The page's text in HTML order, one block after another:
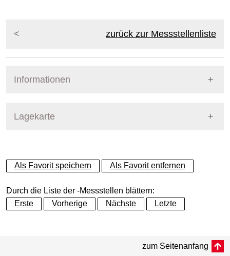
zurück zur Messstellenliste
Informationen
Lagekarte
+
−
Als Favorit speichern Als Favorit entfernen
Durch die Liste der -Messstellen blättern:
Erste
Vorherige Nächste Letzte
zum Seitenanfang